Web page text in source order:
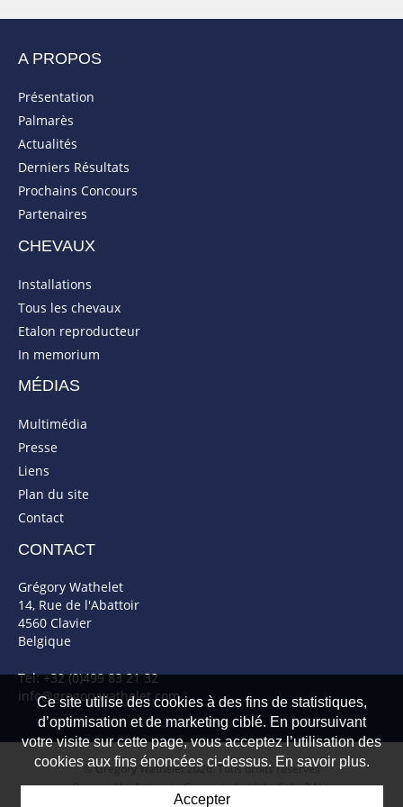
A PROPOS
Présentation
Palmarès
Actualités
Derniers Résultats
Prochains Concours
Partenaires
CHEVAUX
Installations
Tous les chevaux
Etalon reproducteur
In memorium
MÉDIAS
Multimédia
Presse
Liens
Plan du site
Contact
CONTACT
Grégory Wathelet
14, Rue de l'Abattoir
4560 Clavier
Belgique
Tel: +32 (0)499 83 21 32
info@gregorywathelet.com
© Gregory Wathelet 2026. Tous droits réservés
Powered by Artionet-Generated with IceCube2.Net
Ce site utilise des cookies à des fins de statistiques,
d’optimisation et de marketing ciblé. En poursuivant
votre visite sur cette page, vous acceptez l’utilisation des
cookies aux fins énoncées ci-dessus. En savoir plus.
Accepter